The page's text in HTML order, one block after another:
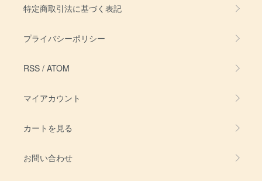
特定商取引法に基づく表記
プライバシーポリシー
RSS / ATOM
マイアカウント
カートを見る
お問い合わせ